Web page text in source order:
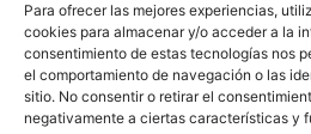
Para ofrecer las mejores experiencias,
cookies para almacenar y/o acceder a la
consentimiento de estas tecnologías nos
el comportamiento de navegación o las
sitio. No consentir o retirar el
negativamente a ciertas características y
AVISO LEGAL
PROTECCIÓN DE DATOS
POLÍTICA DE COOKIES